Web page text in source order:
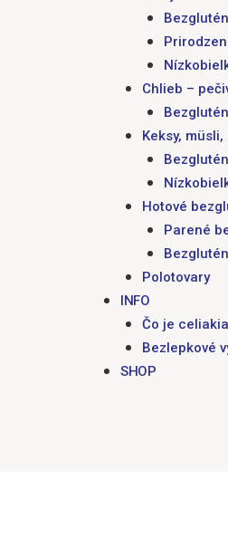
Chlieb –
Keksy, müsli,
Hotové
Parené
Polotovary
INFO
Čo je celiakia
Bezlepkové
SHOP